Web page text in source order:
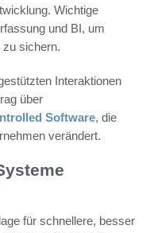
Wichtige
und BI, um
sichern.
Interaktionen
über
Software, die
verändert.
für schnellere, besser